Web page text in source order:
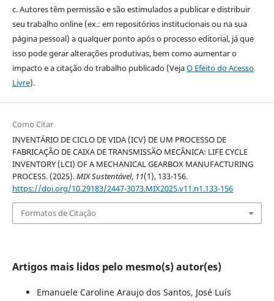
c. Autores têm permissão e são estimulados a publicar e distribuir
seu trabalho online (ex.: em repositórios institucionais ou na sua
página pessoal) a qualquer ponto após o processo editorial, já que
isso pode gerar alterações produtivas, bem como aumentar o
impacto e a citação do trabalho publicado (VejaO Efeito do Acesso
Livre).
Como Citar
INVENTÁRIO DE CICLO DE VIDA (ICV) DE UM PROCESSO DE
FABRICAÇÃO DE CAIXA DE TRANSMISSÃO MECÂNICA: LIFE CYCLE
INVENTORY (LCI) OF A MECHANICAL GEARBOX MANUFACTURING
PROCESS. (2025).MIX Sustentável, 11(1), 133-156.
https://doi.org/10.29183/2447-3073.MIX2025.v11.n1.133-156
Formatos de Citação
Artigos mais lidos pelo mesmo(s) autor(es)
Emanuele Caroline Araujo dos Santos, José Luís